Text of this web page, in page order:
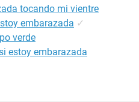
tocando mi vientre
embarazada ✓
verde
estoy embarazada